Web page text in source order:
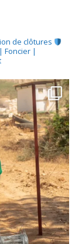
de clôtures
Foncier |